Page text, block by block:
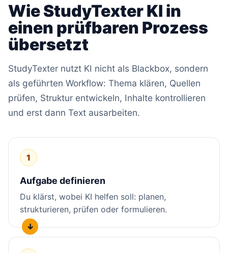
Wie StudyTexter KI in
einen prüfbaren Prozess
übersetzt
StudyTexter nutzt KI nicht als Blackbox, sondern
als geführten Workflow: Thema klären, Quellen
prüfen, Struktur entwickeln, Inhalte kontrollieren
und erst dann Text ausarbeiten.
1
Aufgabe definieren
Du klärst, wobei KI helfen soll: planen,
strukturieren, prüfen oder formulieren.